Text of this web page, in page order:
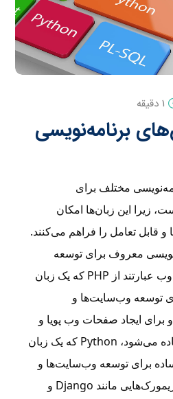
1 دقیقه
برنامه‌نویسی
مختلف برای
زیرا این زبان‌ها امکان
و قابل تعامل را فراهم می‌کنند.
معروف برای توسعه
وب‌سایت‌ها و برنامه‌های وب عبارتند از PHP که یک زبان
توسعه وب‌سایت‌ها و
برای ایجاد صفحات وب پویا و
ارتباط با پایگاه داده استفاده می‌شود، Python که یک زبان
برای توسعه وب‌سایت‌ها و
برنامه‌های وب است و فریمورک‌هایی مانند Django و